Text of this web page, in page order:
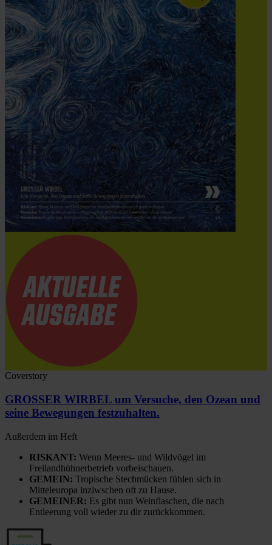
Coverstory
GROSSER WIRBEL um Versuche, den Ozean und
seine Bewegungen festzuhalten.
Außerdem im Heft
RISKANT: Wenn Meeres- und Wildvögel im
Freilandhühnerbetrieb vorbeischauen.
GEMEIN: Tropische Stechmücken fühlen sich in
Mitteleuropa inziwschen oft zu Hause.
GEMEINER: Es gibt nun Weinflaschen, die nach
Entleerung voll wieder zu dir zurückkommen.